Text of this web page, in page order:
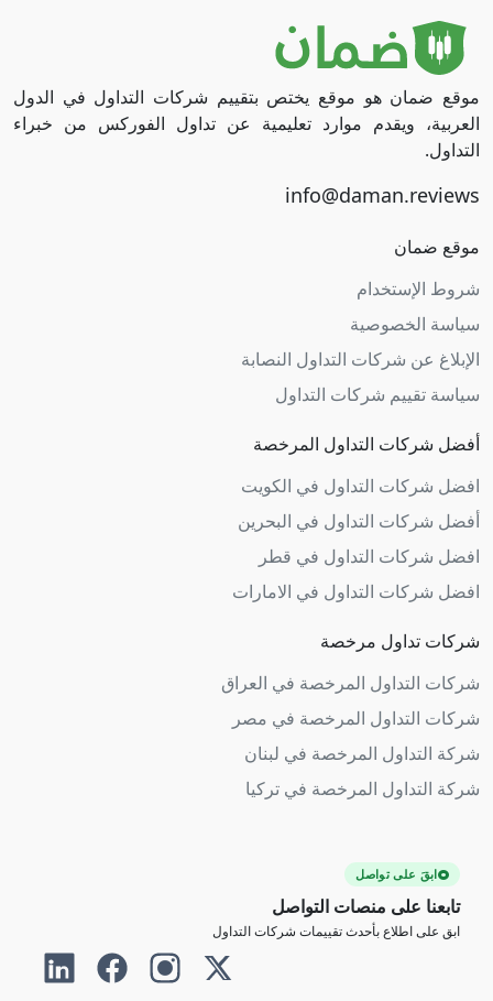
موقع ضمان هو موقع يختص بتقييم شركات التداول في الدول
العربية، ويقدم موارد تعليمية عن تداول الفوركس من خبراء
التداول.
موقع ضمان
شروط الإستخدام
سياسة الخصوصية
الإبلاغ عن شركات التداول النصابة
سياسة تقييم شركات التداول
أفضل شركات التداول المرخصة
افضل شركات التداول في الكويت
أفضل شركات التداول في البحرين
افضل شركات التداول في قطر
افضل شركات التداول في الامارات
شركات تداول مرخصة
شركات التداول المرخصة في العراق
شركات التداول المرخصة في مصر
شركة التداول المرخصة في لبنان
شركة التداول المرخصة في تركيا
ابقَ على تواصل
تابعنا على منصات التواصل
ابق على اطلاع بأحدث تقييمات شركات التداول